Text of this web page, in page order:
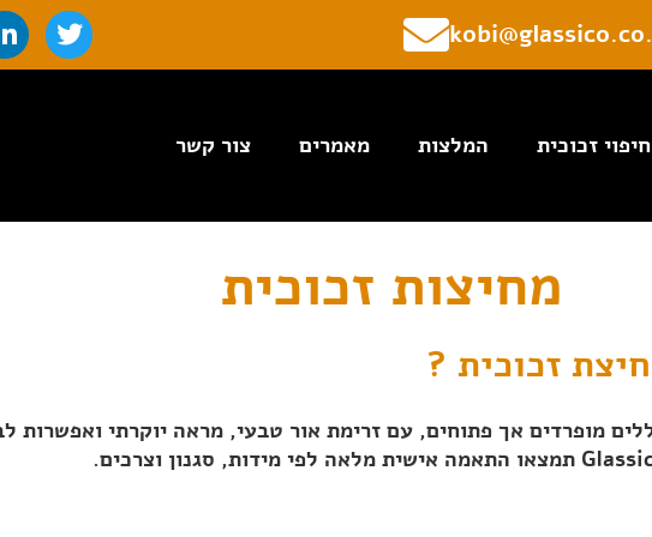
T
w
i
i
חיפוי זכוכית המלצות מאמרים צור קשר
מחיצות זכוכית
זכוכית ?
מופרדים אך פתוחים, עם זרימת אור טבעי, מראה יוקרתי ואפשרות